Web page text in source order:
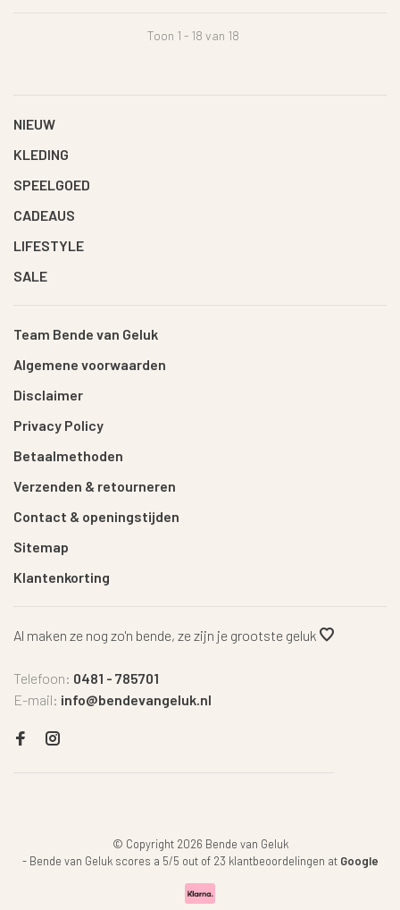
Toon 1 - 18 van 18
NIEUW
KLEDING
SPEELGOED
CADEAUS
LIFESTYLE
SALE
Team Bende van Geluk
Algemene voorwaarden
Disclaimer
Privacy Policy
Betaalmethoden
Verzenden & retourneren
Contact & openingstijden
Sitemap
Klantenkorting
Al maken ze nog zo'n bende, ze zijn je grootste geluk
Telefoon: 0481 - 785701
E-mail: info@bendevangeluk.nl
© Copyright 2026 Bende van Geluk
- Bende van Geluk scores a 5/5 out of 23 klantbeoordelingen at Google